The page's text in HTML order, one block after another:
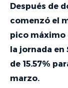
Después de
comenzó el
pico máximo
la jornada en
de 15.57%
marzo.